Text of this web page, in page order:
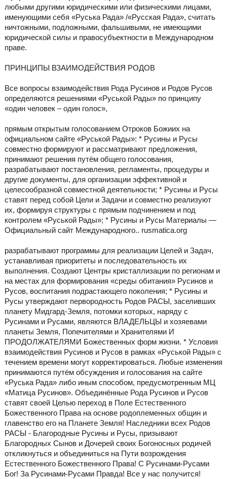
любыми другими юридическими или физическими лицами,
именующими себя «Руська Рада» /«Русская Рада», считать
ничтожными, подложными, фальшивыми, не имеющими
юридической силы и правосубъектности в Международном
праве.
ПРИНЦИПЫ ВЗАИМОДЕЙСТВИЯ РОДОВ
Все вопросы взаимодействия Рода Русинов и Родов Русов
определяются решениями «Руськой Рады» по принципу
«один человек – один голос»,
прямым открытым голосованием Отроков Божиих на
официальном сайте «Руськой Рады»: * Русины и Русы
совместно формируют и рассматривают предложения,
принимают решения путём общего голосования,
разрабатывают постановления, регламенты, процедуры и
другие документы, для организации эффективной и
целесообразной совместной деятельности; * Русины и Русы
ставят перед собой Цели и Задачи и совместно реализуют
их, формируя структуры с прямым подчинением и под
контролем «Руськой Рады»; * Русины и Русы Материалы —
Официальный сайт Международного.. rusmatica.org
разрабатывают программы для реализации Целей и Задач,
устанавливая приоритеты и последовательность их
выполнения. Создают Центры кристаллизации по регионам и
на местах для формирования «среды обитания» Русинов и
Русов, воспитания подрастающего поколения; * Русины и
Русы утверждают первородность Родов РАСЫ, заселивших
планету Мидгард-Земля, потомки которых, наряду с
Русинами и Русами, являются ВЛАДЕЛЬЦЫ и хозяевами
планеты Земля, Попечителями и Хранителями И
ПРОДОЛЖАТЕЛЯМИ Божественных форм жизни. * Условия
взаимодействия Русинов и Русов в рамках «Руськой Рады» с
течением времени могут корректироваться. Любые изменения
принимаются путём обсуждения и голосования на сайте
«Руська Рада» либо иным способом, предусмотренным МЦ
«Матица Русинов». Объединённые Рода Русинов и Русов
ставят своей Целью переход в Поле Естественного
Божественного Права на основе родоплеменных общин и
главенство его на Планете Земля! Наследники всех Родов
РАСЫ - Благородные Русины и Русы, призывают
Благородных Сынов и Дочерей своих Богоносных родичей
откликнуться и объединиться на Пути возрождения
Естественного Божественного Права! С Русинами-Русами
Бог! За Русинами-Русами Правда! Все у нас получится!